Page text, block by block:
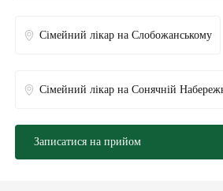
Сімейний лікар на Слобожанському
Сімейний лікар на Сонячній
Записатися на прийом